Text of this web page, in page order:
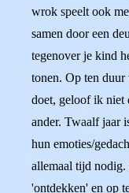
wrok speelt ook
samen door een
tegenover je kind
tonen. Op ten
doet, geloof ik niet
ander. Twaalf jaar
hun emoties/
allemaal tijd
'ontdekken' en op